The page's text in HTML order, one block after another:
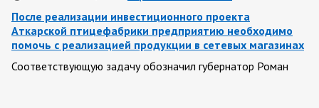
После реализации инвестиционного проекта
Аткарской птицефабрики предприятию необходимо
помочь с реализацией продукции в сетевых магазинах
Соответствующую задачу обозначил губернатор Роман